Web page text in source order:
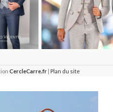
CercleCarre.fr | Plan du site